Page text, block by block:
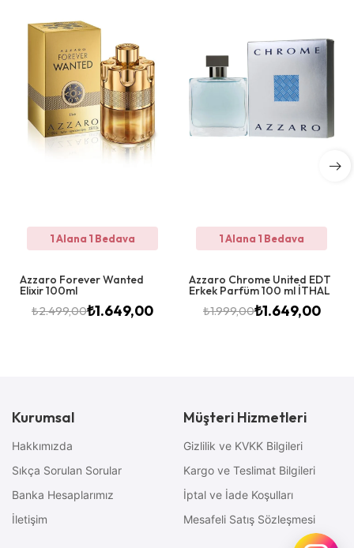
1 Alana 1 Bedava
Azzaro Forever Wanted
Elixir 100ml
₺2.499,00₺1.649,00
1 Alana 1 Bedava
Azzaro Chrome United EDT
Erkek Parfüm 100 ml İTHAL
₺1.999,00₺1.649,00
Kurumsal
Hakkımızda
Sıkça Sorulan Sorular
Banka Hesaplarımız
İletişim
Müşteri Hizmetleri
Gizlilik ve KVKK Bilgileri
Kargo ve Teslimat Bilgileri
İptal ve İade Koşulları
Mesafeli Satış Sözleşmesi